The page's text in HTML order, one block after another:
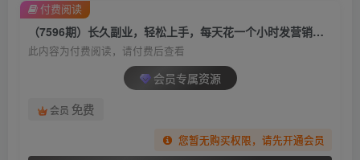
（7596期）长久副业，轻松上手，每天花一个小时发营销邮件月入10000+
此内容为付费阅读，请付费后查看
会员专属资源
会员 免费
您暂无购买权限，请先开通会员
付费阅读